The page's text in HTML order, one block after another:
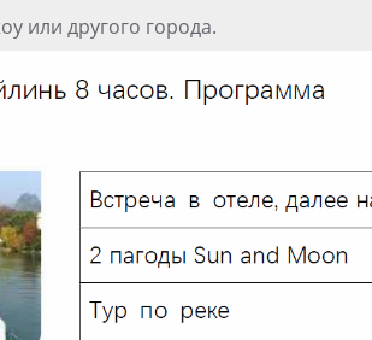
или другого города.